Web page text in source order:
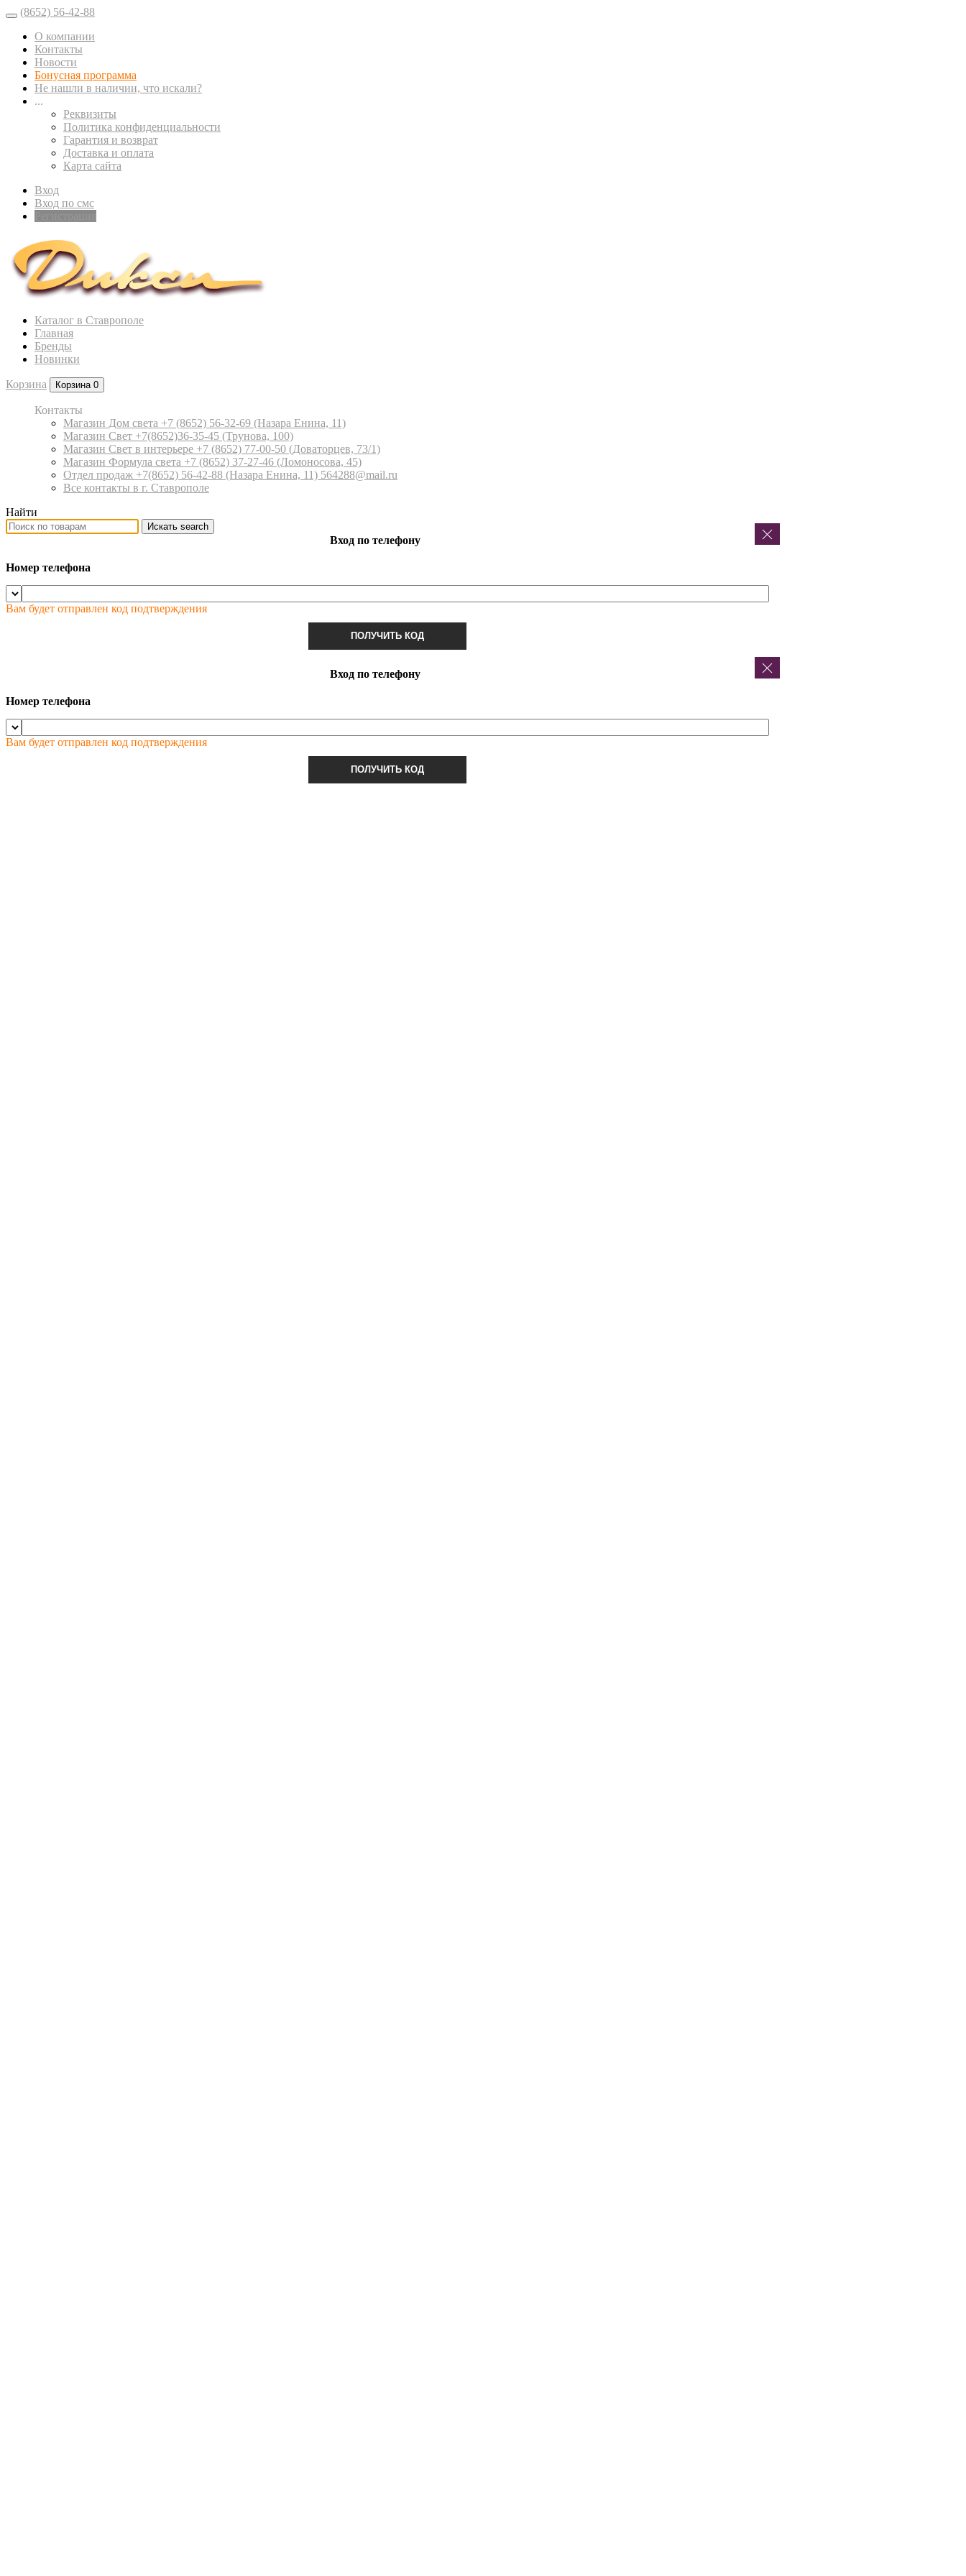
(8652) 56-42-88
О компании
Контакты
Новости
Бонусная программа
Не нашли в наличии, что искали?
...
Реквизиты
Политика конфиденциальности
Гарантия и возврат
Доставка и оплата
Карта сайта
Вход
Вход по смс
Каталог в Ставрополе
Главная
Бренды
Новинки
Корзина Корзина 0
Контакты
Магазин Дом света +7 (8652) 56-32-69 (Назара Енина, 11)
Магазин Свет +7(8652)36-35-45 (Трунова, 100)
Магазин Свет в интерьере +7 (8652) 77-00-50 (Доваторцев, 73/1)
Магазин Формула света +7 (8652) 37-27-46 (Ломоносова, 45)
Отдел продаж +7(8652) 56-42-88 (Назара Енина, 11) 564288@mail.ru
Все контакты в г. Ставрополе
Найти
Искать search
Вход по телефону
Номер телефона
Вам будет отправлен код подтверждения
ПОЛУЧИТЬ КОД
Вход по телефону
Номер телефона
Вам будет отправлен код подтверждения
ПОЛУЧИТЬ КОД